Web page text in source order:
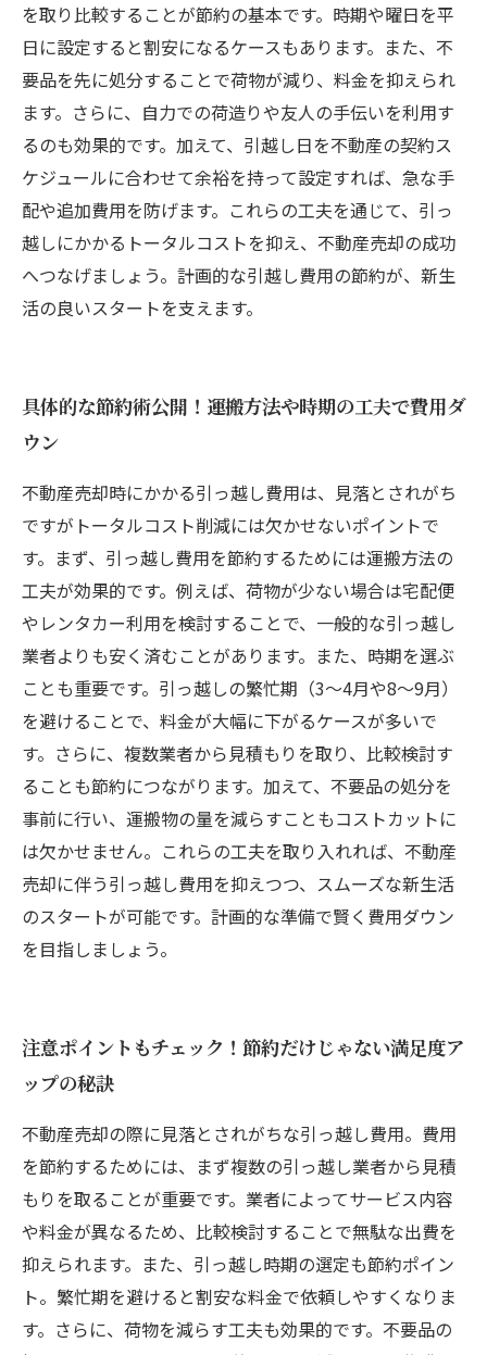
を取り比較することが節約の基本です。時期や曜日を平
日に設定すると割安になるケースもあります。また、不
要品を先に処分することで荷物が減り、料金を抑えられ
ます。さらに、自力での荷造りや友人の手伝いを利用す
るのも効果的です。加えて、引越し日を不動産の契約ス
ケジュールに合わせて余裕を持って設定すれば、急な手
配や追加費用を防げます。これらの工夫を通じて、引っ
越しにかかるトータルコストを抑え、不動産売却の成功
へつなげましょう。計画的な引越し費用の節約が、新生
活の良いスタートを支えます。
具体的な節約術公開！運搬方法や時期の工夫で費用ダ
ウン
不動産売却時にかかる引っ越し費用は、見落とされがち
ですがトータルコスト削減には欠かせないポイントで
す。まず、引っ越し費用を節約するためには運搬方法の
工夫が効果的です。例えば、荷物が少ない場合は宅配便
やレンタカー利用を検討することで、一般的な引っ越し
業者よりも安く済むことがあります。また、時期を選ぶ
ことも重要です。引っ越しの繁忙期（3～4月や8～9月）
を避けることで、料金が大幅に下がるケースが多いで
す。さらに、複数業者から見積もりを取り、比較検討す
ることも節約につながります。加えて、不要品の処分を
事前に行い、運搬物の量を減らすこともコストカットに
は欠かせません。これらの工夫を取り入れれば、不動産
売却に伴う引っ越し費用を抑えつつ、スムーズな新生活
のスタートが可能です。計画的な準備で賢く費用ダウン
を目指しましょう。
注意ポイントもチェック！節約だけじゃない満足度ア
ップの秘訣
不動産売却の際に見落とされがちな引っ越し費用。費用
を節約するためには、まず複数の引っ越し業者から見積
もりを取ることが重要です。業者によってサービス内容
や料金が異なるため、比較検討することで無駄な出費を
抑えられます。また、引っ越し時期の選定も節約ポイン
ト。繁忙期を避けると割安な料金で依頼しやすくなりま
す。さらに、荷物を減らす工夫も効果的です。不要品の